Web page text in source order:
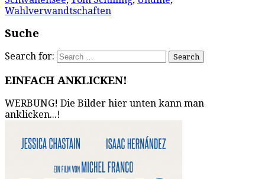
Wahlverwandtschaften
Suche
Search for:
EINFACH ANKLICKEN!
WERBUNG! Die Bilder hier unten kann man
anklicken...!